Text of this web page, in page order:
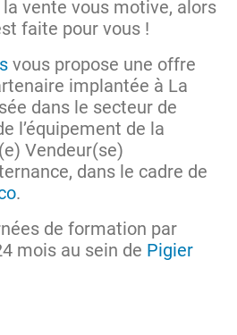
vente vous motive, alors
faite pour vous !
vous propose une offre
implantée à La
dans le secteur de
l’équipement de la
Vendeur(se)
dans le cadre de
.
de formation par
mois au sein de Pigier